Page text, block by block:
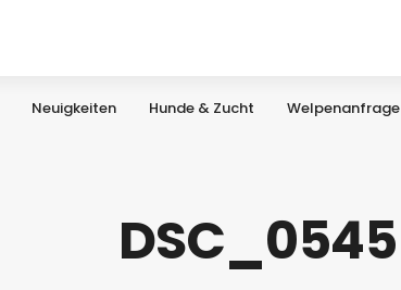
Neuigkeiten Hunde & Zucht Welpenanfrage
DSC_0545